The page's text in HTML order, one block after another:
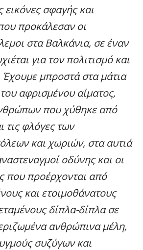
εικόνες σφαγής και
προκάλεσαν οι
στα Βαλκάνια, σε έναν
για τον πολιτισμό και
μπροστά στα μάτια
αφρισμένου αίματος,
που χύθηκε από
τις φλόγες των
και χωριών, στα αυτιά
οδύνης και οι
που προέρχονται από
και ετοιμοθάνατους
δίπλα-δίπλα σε
ανθρώπινα μέλη,
συζύγων και